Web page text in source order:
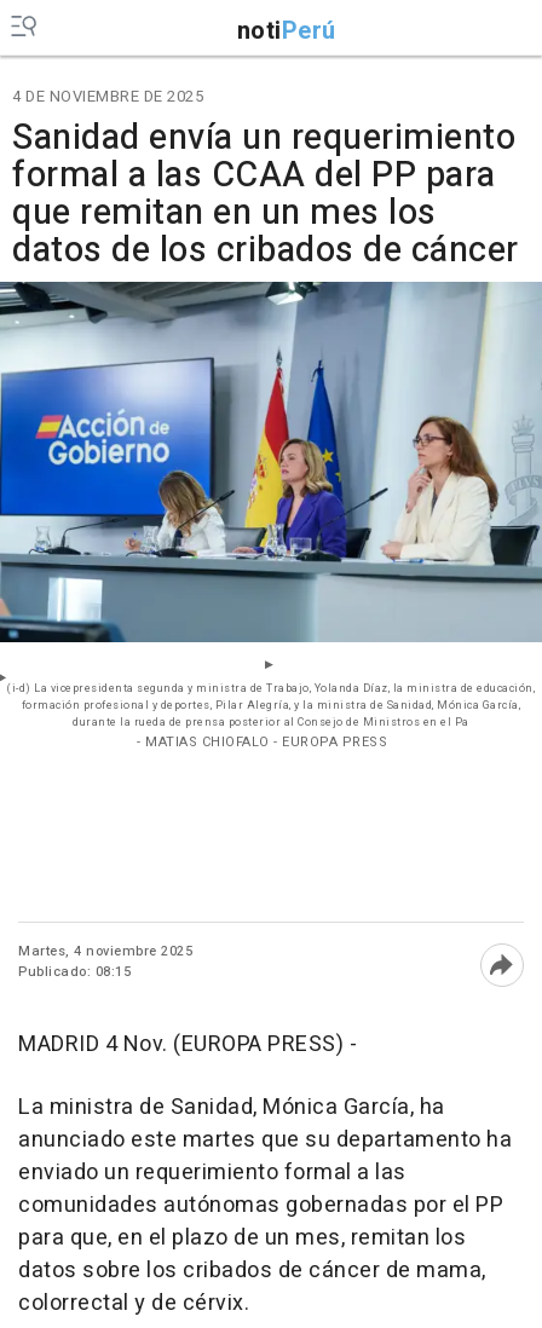
notiPerú
4 DE NOVIEMBRE DE 2025
Sanidad envía un requerimiento
formal a las CCAA del PP para
que remitan en un mes los
datos de los cribados de cáncer
(i-d) La vicepresidenta segunda y ministra de Trabajo, Yolanda Díaz, la ministra de educación,
formación profesional y deportes, Pilar Alegría, y la ministra de Sanidad, Mónica García,
durante la rueda de prensa posterior al Consejo de Ministros en el Pa
- MATIAS CHIOFALO - EUROPA PRESS
Martes, 4 noviembre 2025
Publicado: 08:15
MADRID 4 Nov. (EUROPA PRESS) -
La ministra de Sanidad, Mónica García, ha
anunciado este martes que su departamento ha
enviado un requerimiento formal a las
comunidades autónomas gobernadas por el PP
para que, en el plazo de un mes, remitan los
datos sobre los cribados de cáncer de mama,
colorrectal y de cérvix.